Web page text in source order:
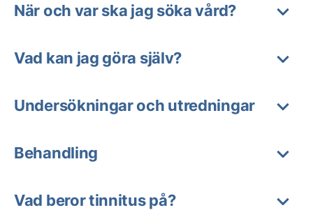
När och var ska jag söka vård?
Vad kan jag göra själv?
Undersökningar och utredningar
Behandling
Vad beror tinnitus på?